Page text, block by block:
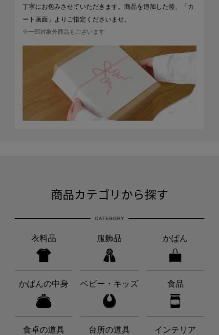
丁寧にお包みさせていただきます。商品を追加した後、「カ
ート画面」よりご指定くださいませ。
※一部対象外商品もございます
商品カテゴリから探す
衣料品 服飾品 かばん
かばんの中身 ベビー・キッズ 食品
食卓の道具 台所の道具 インテリア